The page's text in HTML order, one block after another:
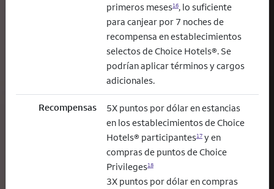
primeros meses16, lo suficiente
para canjear por 7 noches de
recompensa en establecimientos
selectos de Choice Hotels®. Se
podrían aplicar términos y cargos
adicionales.
Recompensas
5X puntos por dólar en estancias
en los establecimientos de Choice
Hotels® participantes17y en
compras de puntos de Choice
Privileges18
3X puntos por dólar en compras